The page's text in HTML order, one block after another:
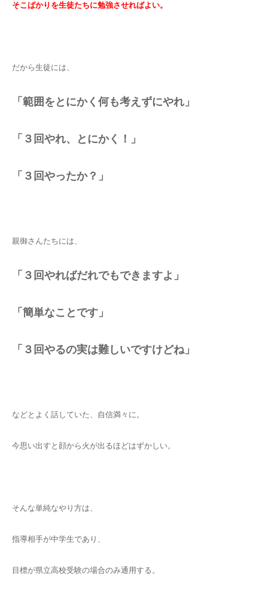
そこばかりを生徒たちに勉強させればよい。
だから生徒には、
「範囲をとにかく何も考えずにやれ」
「３回やれ、とにかく！」
「３回やったか？」
親御さんたちには、
「３回やればだれでもできますよ」
「簡単なことです」
「３回やるの実は難しいですけどね」
などとよく話していた、自信満々に。
今思い出すと顔から火が出るほどはずかしい。
そんな単純なやり方は、
指導相手が中学生であり、
目標が県立高校受験の場合のみ通用する。